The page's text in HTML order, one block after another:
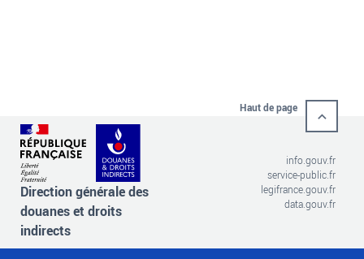
Haut de page
Direction générale des
douanes et droits
indirects
info.gouv.fr
service-public.fr
legifrance.gouv.fr
data.gouv.fr